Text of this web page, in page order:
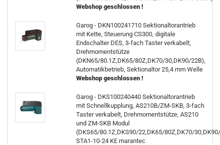
Webshop geschlossen !
Garog - DKN100241710 Sektionaltorantrieb
mit Kette, Steuerung CS300, digitale
Endschalter DES, 3-fach Taster verkabelt,
Drehmomentstütze
(DKN65/80.1Z,DK65/80Z,DK70/30,DK90/22B),
Automatikbetrieb, Sektionaltor 25,4 mm Welle
Webshop geschlossen !
Garog - DKS100240440 Sektionaltorantrieb
mit Schnellkupplung, AS210B/ZM-SKB, 3-fach
Taster verkabelt, Drehmomentstütze, AS210
und ZM-SKB Modul
(DKS65/80.1Z,DKS90/22,DK65/80Z,DK70/
STA1-10-24 KE marantec